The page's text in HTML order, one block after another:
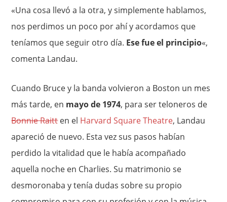
«Una cosa llevó a la otra, y simplemente hablamos,
nos perdimos un poco por ahí y acordamos que
teníamos que seguir otro día. Ese fue el principio«,
comenta Landau.
Cuando Bruce y la banda volvieron a Boston un mes
más tarde, en mayo de 1974, para ser teloneros de
Bonnie Raitten el Harvard Square Theatre, Landau
apareció de nuevo. Esta vez sus pasos habían
perdido la vitalidad que le había acompañado
aquella noche en Charlies. Su matrimonio se
desmoronaba y tenía dudas sobre su propio